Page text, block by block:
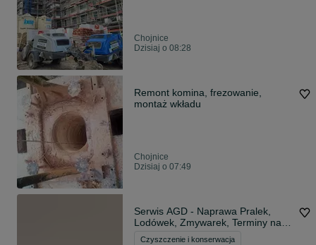
Chojnice
Dzisiaj o 08:28
Remont komina, frezowanie,
montaż wkładu
Chojnice
Dzisiaj o 07:49
Serwis AGD - Naprawa Pralek,
Lodówek, Zmywarek, Terminy na
Dziś!
Czyszczenie i konserwacja